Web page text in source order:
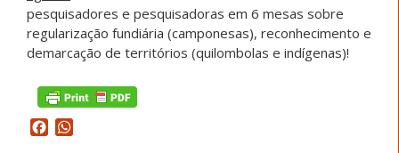
pesquisadores e pesquisadoras em 6 mesas sobre
regularização fundiária (camponesas), reconhecimento e
demarcação de territórios (quilombolas e indígenas)!
Facebook